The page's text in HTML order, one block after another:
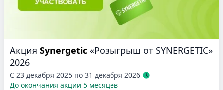
Акция Synergetic «Розыгрыш от SYNERGETIC»
2026
С 23 декабря 2025 по 31 декабря 2026
До окончания акции 5 месяцев